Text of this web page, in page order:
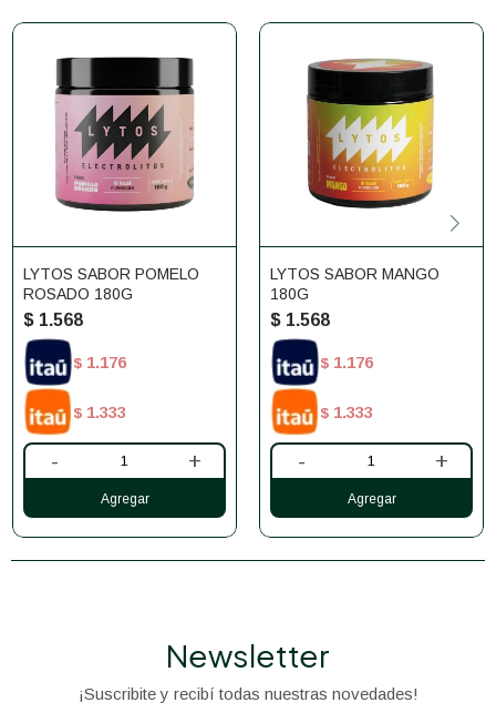
LYTOS SABOR POMELO
ROSADO 180G
$ 1.568
$ 1.176
$ 1.333
- +
LYTOS SABOR MANGO
180G
$ 1.568
$ 1.176
$ 1.333
- +
Newsletter
¡Suscribite y recibí todas nuestras novedades!